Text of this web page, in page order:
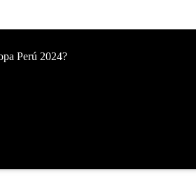
Perú 2024?